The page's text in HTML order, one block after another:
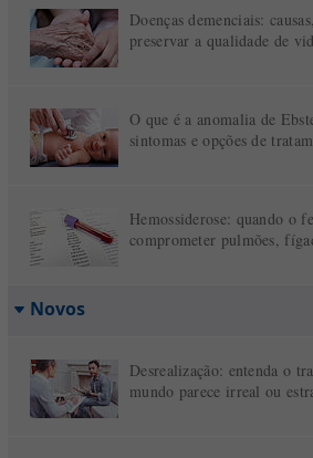
Doenças demenciais:
preservar a qualidade de
O que é a anomalia de
sintomas e opções de
Hemossiderose: quando o
comprometer pulmões,
Novos
Desrealização: entenda o
mundo parece irreal ou